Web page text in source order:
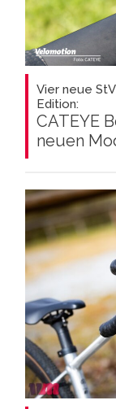
Vier neue
Edition:
CATEYE
neuen